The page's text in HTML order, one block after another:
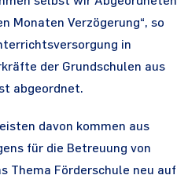
Monaten Verzögerung“, so
in
der Grundschulen aus
abgeordnet.
davon kommen aus
für die Betreuung von
Thema Förderschule neu auf